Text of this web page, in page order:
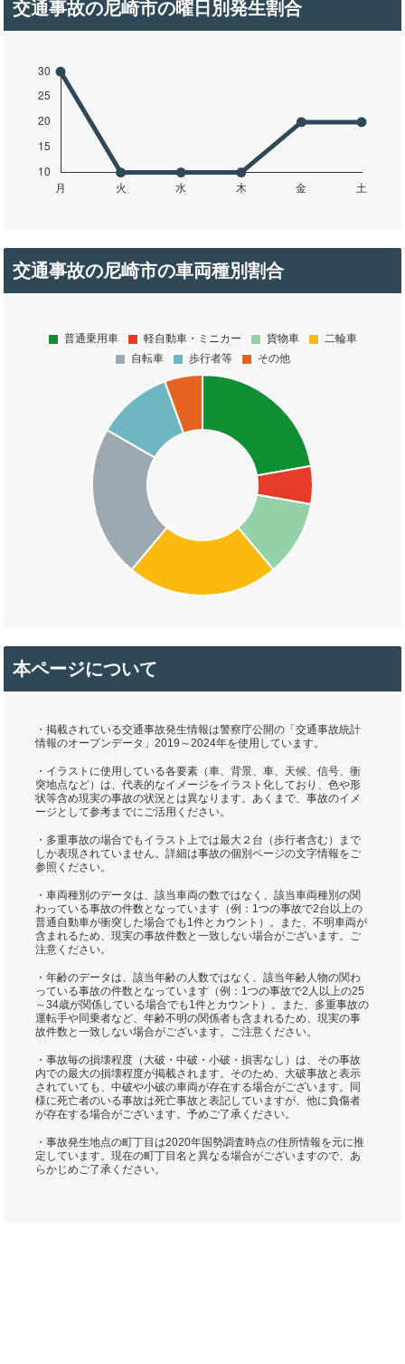
交通事故の尼崎市の曜日別発生割合
交通事故の尼崎市の車両種別割合
本ページについて
・掲載されている交通事故発生情報は警察庁公開の「交通事故統計
情報のオープンデータ」2019～2024年を使用しています。
・イラストに使用している各要素（車、背景、車、天候、信号、衝
突地点など）は、代表的なイメージをイラスト化しており、色や形
状等含め現実の事故の状況とは異なります。あくまで、事故のイメ
ージとして参考までにご活用ください。
・多重事故の場合でもイラスト上では最大２台（歩行者含む）まで
しか表現されていません。詳細は事故の個別ページの文字情報をご
参照ください。
・車両種別のデータは、該当車両の数ではなく、該当車両種別の関
わっている事故の件数となっています（例：1つの事故で2台以上の
普通自動車が衝突した場合でも1件とカウント）。また、不明車両が
含まれるため、現実の事故件数と一致しない場合がございます。ご
注意ください。
・年齢のデータは、該当年齢の人数ではなく、該当年齢人物の関わ
っている事故の件数となっています（例：1つの事故で2人以上の25
～34歳が関係している場合でも1件とカウント）。また、多重事故の
運転手や同乗者など、年齢不明の関係者も含まれるため、現実の事
故件数と一致しない場合がございます。ご注意ください。
・事故毎の損壊程度（大破・中破・小破・損害なし）は、その事故
内での最大の損壊程度が掲載されます。そのため、大破事故と表示
されていても、中破や小破の車両が存在する場合がございます。同
様に死亡者のいる事故は死亡事故と表記していますが、他に負傷者
が存在する場合がございます。予めご了承ください。
・事故発生地点の町丁目は2020年国勢調査時点の住所情報を元に推
定しています。現在の町丁目名と異なる場合がございますので、あ
らかじめご了承ください。